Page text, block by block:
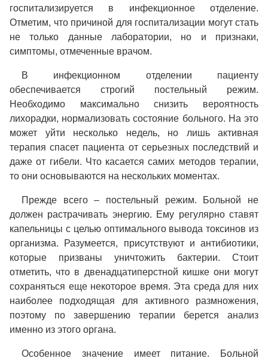
госпитализируется в инфекционное отделение.
Отметим, что причиной для госпитализации могут стать
не только данные лаборатории, но и признаки,
симптомы, отмеченные врачом.
В инфекционном отделении пациенту
обеспечивается строгий постельный режим.
Необходимо максимально снизить вероятность
лихорадки, нормализовать состояние больного. На это
может уйти несколько недель, но лишь активная
терапия спасет пациента от серьезных последствий и
даже от гибели. Что касается самих методов терапии,
то они основываются на нескольких моментах.
Прежде всего – постельный режим. Больной не
должен растрачивать энергию. Ему регулярно ставят
капельницы с целью оптимального вывода токсинов из
организма. Разумеется, присутствуют и антибиотики,
которые призваны уничтожить бактерии. Стоит
отметить, что в двенадцатиперстной кишке они могут
сохраняться еще некоторое время. Эта среда для них
наиболее подходящая для активного размножения,
поэтому по завершению терапии берется анализ
именно из этого органа.
Особенное значение имеет питание. Больной